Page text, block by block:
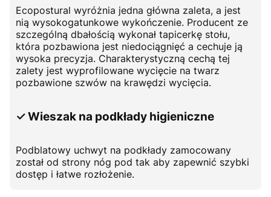
Ecopostural wyróżnia jedna główna zaleta, a jest
nią wysokogatunkowe wykończenie. Producent ze
szczególną dbałością wykonał tapicerkę stołu,
która pozbawiona jest niedociągnięć a cechuje ją
wysoka precyzja. Charakterystyczną cechą tej
zalety jest wyprofilowane wycięcie na twarz
pozbawione szwów na krawędzi wycięcia.
✓ Wieszak na podkłady higieniczne
Podblatowy uchwyt na podkłady zamocowany
został od strony nóg pod tak aby zapewnić szybki
dostęp i łatwe rozłożenie.